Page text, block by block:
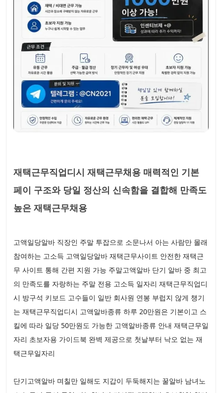
재택근무직업디시 재택근무채용 매력적인 기본
페이 구조와 당일 정산의 신속함을 결합해 만족도
높은 재택근무채용
고액일당알바 직장인 주말 투잡으로 소문나서 아는 사람만 몰래
참여하는 고소득 고액일당알바 재택근무사이트 안전한 재택근
무 사이트 통해 간편 지원 가능 주말고액알바 단기 알바 중 최고
의 만족도를 자랑하는 주말 전용 고소득 일자리 재택근무직업디
시 방구석 키보드 고수들이 일반 회사원 연봉 부럽지 않게 챙기
는 재택근무직업디시 고액알바종류 하루 20만원은 기본이고 스
킬에 따라 일당 50만원도 가능한 고액알바종류 안내 재택근무일
자리 초보자용 가이드북 완벽 제공으로 첫날부터 낙오 없는 재
택근무일자리
단기고액알바 며칠만 일해도 지갑이 두둑해지는 꿀알바 남녀노